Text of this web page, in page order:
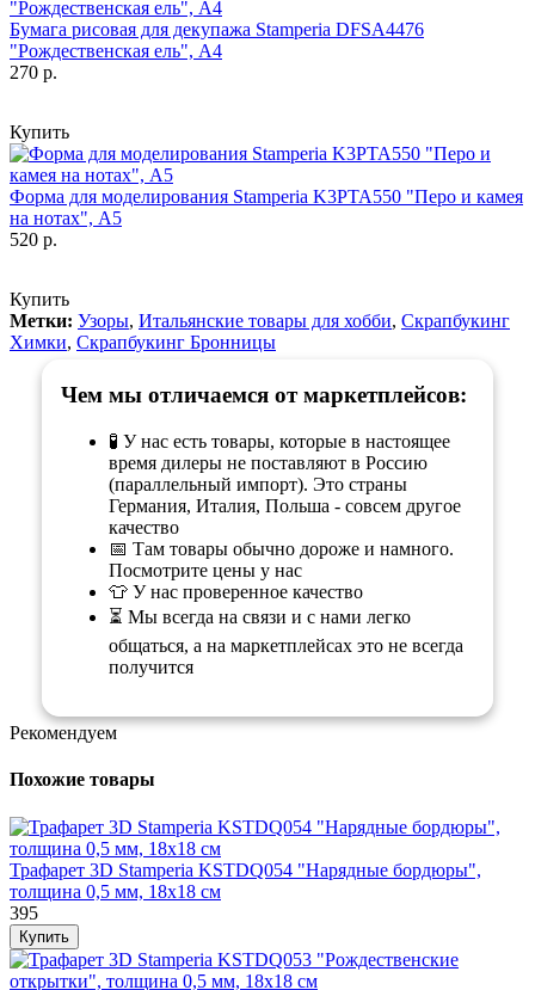
Бумага рисовая для декупажа Stamperia DFSA4476
"Рождественская ель", А4
270 р.
Купить
Форма для моделирования Stamperia K3PTA550 "Перо и камея
на нотах", А5
520 р.
Купить
Метки: Узоры, Итальянские товары для хобби, Скрапбукинг
Химки, Скрапбукинг Бронницы
Чем мы отличаемся от маркетплейсов:
🧪 У нас есть товары, которые в настоящее
время дилеры не поставляют в Россию
(параллельный импорт). Это страны
Германия, Италия, Польша - совсем другое
качество
📅 Там товары обычно дороже и намного.
Посмотрите цены у нас
👕 У нас проверенное качество
⏳ Мы всегда на связи и с нами легко
общаться, а на маркетплейсах это не всегда
получится
Рекомендуем
Похожие товары
Трафарет 3D Stamperia KSTDQ054 "Нарядные бордюры",
толщина 0,5 мм, 18х18 см
395